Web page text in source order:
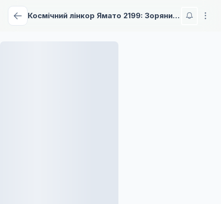
Космічний лінкор Ямато 2199: Зоряний ковчег